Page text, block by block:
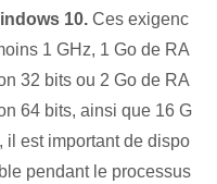
10. Ces exigenc
1 GHz, 1 Go de RA
32 bits ou 2 Go de RA
64 bits, ainsi que 16 G
est important de dispo
pendant le processus